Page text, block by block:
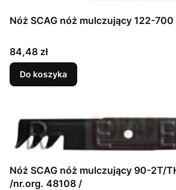
Nóż SCAG nóż mulczujący 122-
Cena
84,48 zł
Do koszyka
Nóż SCAG nóż mulczujący 90-2T/
/nr.org. 48108 /